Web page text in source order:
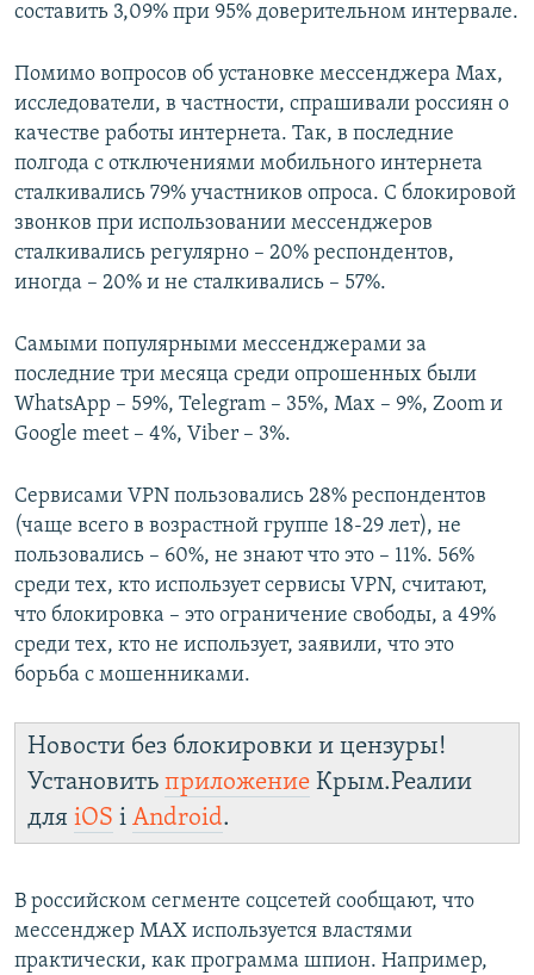
составить 3,09% при 95% доверительном интервале.
Помимо вопросов об установке мессенджера Max,
исследователи, в частности, спрашивали россиян о
качестве работы интернета. Так, в последние
полгода с отключениями мобильного интернета
сталкивались 79% участников опроса. С блокировой
звонков при использовании мессенджеров
сталкивались регулярно – 20% респондентов,
иногда – 20% и не сталкивались – 57%.
Самыми популярными мессенджерами за
последние три месяца среди опрошенных были
WhatsApp – 59%, Telegram – 35%, Max – 9%, Zoom и
Google meet – 4%, Viber – 3%.
Сервисами VPN пользовались 28% респондентов
(чаще всего в возрастной группе 18-29 лет), не
пользовались – 60%, не знают что это – 11%. 56%
среди тех, кто использует сервисы VPN, считают,
что блокировка – это ограничение свободы, а 49%
среди тех, кто не использует, заявили, что это
борьба с мошенниками.
Новости без блокировки и цензуры!
Установить приложение Крым.Реалии
для iOS і Android.
В российском сегменте соцсетей сообщают, что
мессенджер MAX используется властями
практически, как программа шпион. Например,